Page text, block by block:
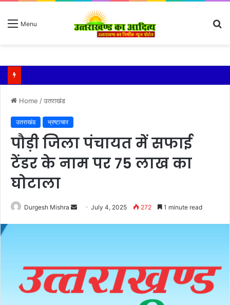
Menu
Home /उतराखंड
उतराखंड भ्रष्टाचार
पौड़ी जिला पंचायत में सफाई
टेंडर के नाम पर 75 लाख का
घोटाला
Durgesh Mishra
Send July 4, 2025 272 1 minute read